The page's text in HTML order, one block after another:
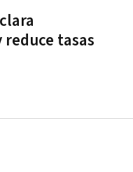
tasas